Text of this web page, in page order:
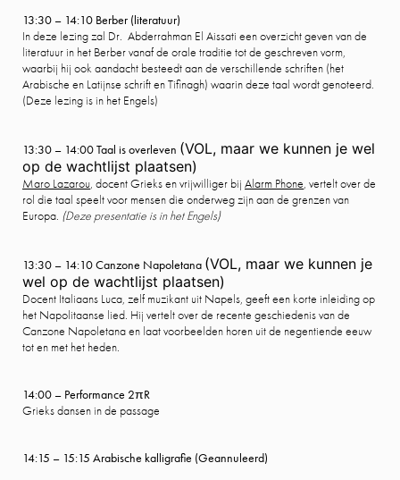
13:30 – 14:10 Berber (literatuur)
In deze lezing zal Dr. Abderrahman El Aissati een overzicht geven van de
literatuur in het Berber vanaf de orale traditie tot de geschreven vorm,
waarbij hij ook aandacht besteedt aan de verschillende schriften (het
Arabische en Latijnse schrift en Tifinagh) waarin deze taal wordt genoteerd.
(Deze lezing is in het Engels)
13:30 – 14:00 Taal is overleven (VOL, maar we kunnen je wel
op de wachtlijst plaatsen)
Maro Lazarou, docent Grieks en vrijwilliger bij Alarm Phone, vertelt over de
rol die taal speelt voor mensen die onderweg zijn aan de grenzen van
Europa. (Deze presentatie is in het Engels)
13:30 – 14:10 Canzone Napoletana (VOL, maar we kunnen je
wel op de wachtlijst plaatsen)
Docent Italiaans Luca, zelf muzikant uit Napels, geeft een korte inleiding op
het Napolitaanse lied. Hij vertelt over de recente geschiedenis van de
Canzone Napoletana en laat voorbeelden horen uit de negentiende eeuw
tot en met het heden.
14:00 – Performance 2πR
Grieks dansen in de passage
14:15 – 15:15 Arabische kalligrafie (Geannuleerd)